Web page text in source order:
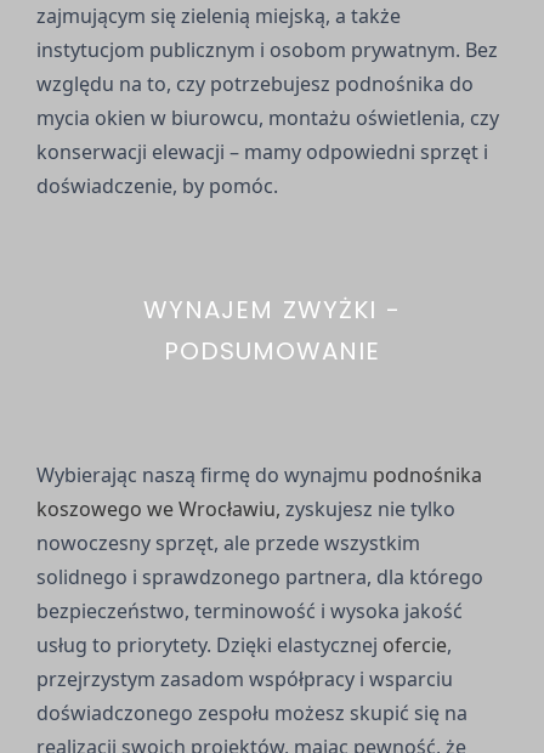
zajmującym się zielenią miejską, a także
instytucjom publicznym i osobom prywatnym. Bez
względu na to, czy potrzebujesz podnośnika do
mycia okien w biurowcu, montażu oświetlenia, czy
konserwacji elewacji – mamy odpowiedni sprzęt i
doświadczenie, by pomóc.
WYNAJEM ZWYŻKI -
PODSUMOWANIE
Wybierając naszą firmę do wynajmu podnośnika
koszowego we Wrocławiu, zyskujesz nie tylko
nowoczesny sprzęt, ale przede wszystkim
solidnego i sprawdzonego partnera, dla którego
bezpieczeństwo, terminowość i wysoka jakość
usług to priorytety. Dzięki elastycznej ofercie,
przejrzystym zasadom współpracy i wsparciu
doświadczonego zespołu możesz skupić się na
realizacji swoich projektów, mając pewność, że